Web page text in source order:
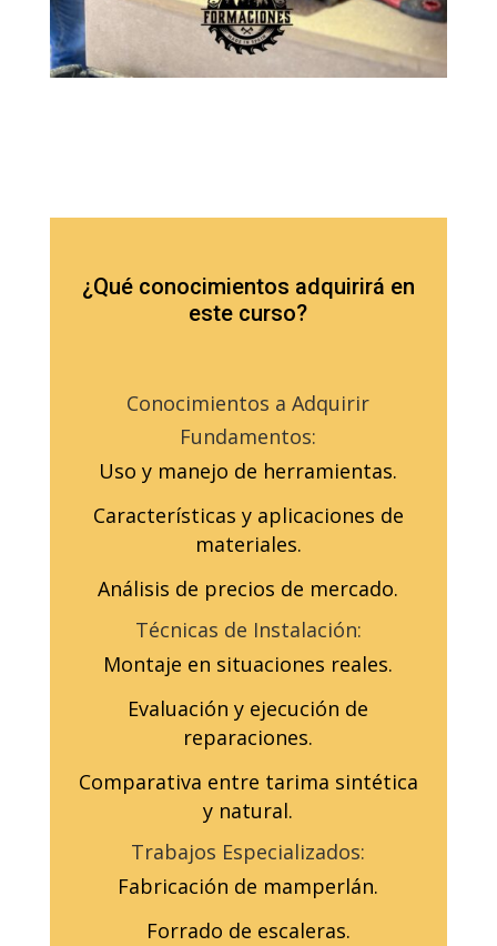
¿Qué conocimientos adquirirá en
este curso?
Conocimientos a Adquirir
Fundamentos:
Uso y manejo de herramientas.
Características y aplicaciones de
materiales.
Análisis de precios de mercado.
Técnicas de Instalación:
Montaje en situaciones reales.
Evaluación y ejecución de
reparaciones.
Comparativa entre tarima sintética
y natural.
Trabajos Especializados:
Fabricación de mamperlán.
Forrado de escaleras.